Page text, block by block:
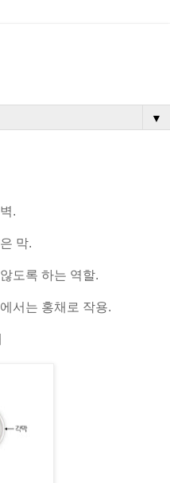
▼
.
막.
도록 하는 역할.
서는 홍채로 작용.